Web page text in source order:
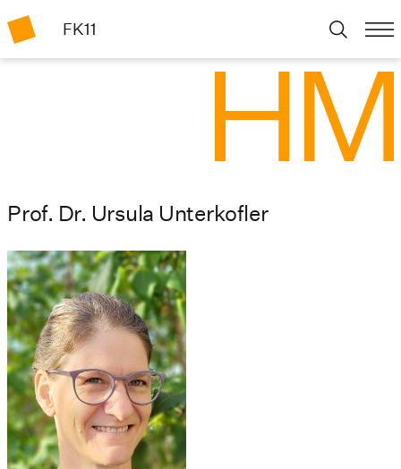
FK11
Prof. Dr. Ursula Unterkofler